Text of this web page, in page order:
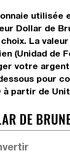
utilisée
Dollar de
La
(Unidad de
votre
pour
à partir de
DE